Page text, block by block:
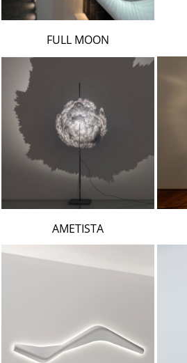
FULL MOON
AMETISTA